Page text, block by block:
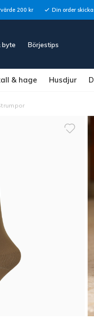
200 kr Din order
byte Börjestips
& hage Husdjur